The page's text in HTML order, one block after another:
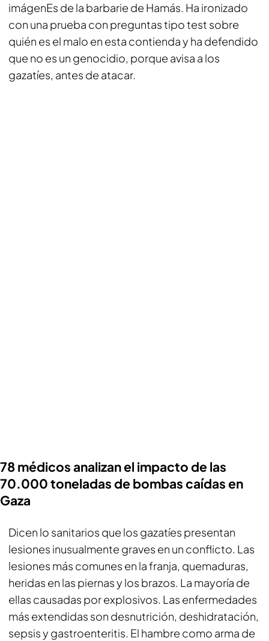
imágenEs de la barbarie de Hamás. Ha ironizado
con una prueba con preguntas tipo test sobre
quién es el malo en esta contienda y ha defendido
que no es un genocidio, porque avisa a los
gazatíes, antes de atacar.
78 médicos analizan el impacto de las
70.000 toneladas de bombas caídas en
Gaza
Dicen lo sanitarios que los gazatíes presentan
lesiones inusualmente graves en un conflicto. Las
lesiones más comunes en la franja, quemaduras,
heridas en las piernas y los brazos. La mayoría de
ellas causadas por explosivos. Las enfermedades
más extendidas son desnutrición, deshidratación,
sepsis y gastroenteritis. El hambre como arma de